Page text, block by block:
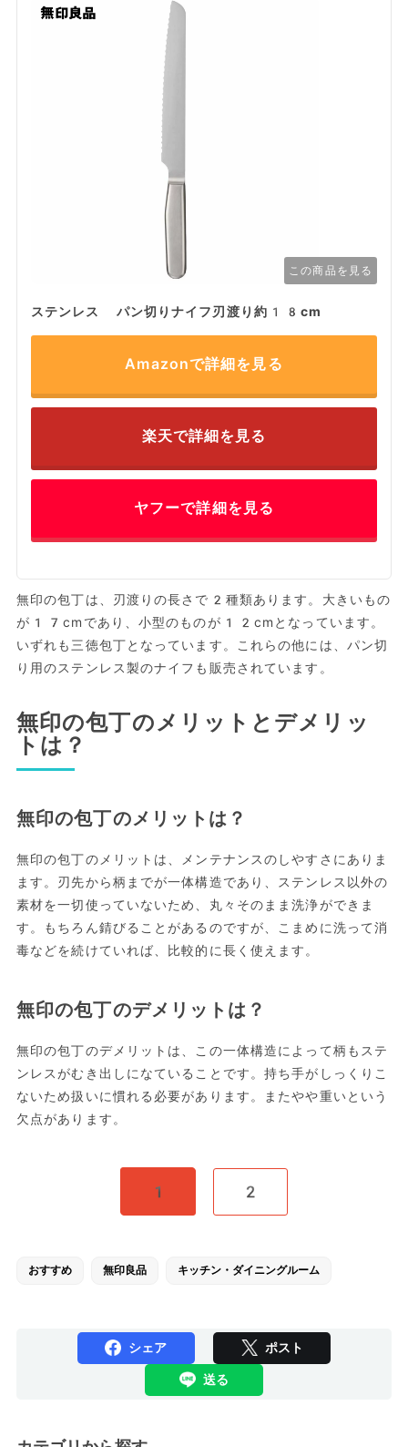
この商品を見る
ステンレス パン切りナイフ刃渡り約18cm
Amazonで詳細を見る
楽天で詳細を見る
ヤフーで詳細を見る
無印の包丁は、刃渡りの長さで2種類あります。大きいもの
が17cmであり、小型のものが12cmとなっています。
いずれも三徳包丁となっています。これらの他には、パン切
り用のステンレス製のナイフも販売されています。
無印の包丁のメリットとデメリッ
トは？
無印の包丁のメリットは？
無印の包丁のメリットは、メンテナンスのしやすさにありま
ます。刃先から柄までが一体構造であり、ステンレス以外の
素材を一切使っていないため、丸々そのまま洗浄ができま
す。もちろん錆びることがあるのですが、こまめに洗って消
毒などを続けていれば、比較的に長く使えます。
無印の包丁のデメリットは？
無印の包丁のデメリットは、この一体構造によって柄もステ
ンレスがむき出しになていることです。持ち手がしっくりこ
ないため扱いに慣れる必要があります。またやや重いという
欠点があります。
1 2
おすすめ 無印良品 キッチン・ダイニングルーム
シェア ポスト
送る